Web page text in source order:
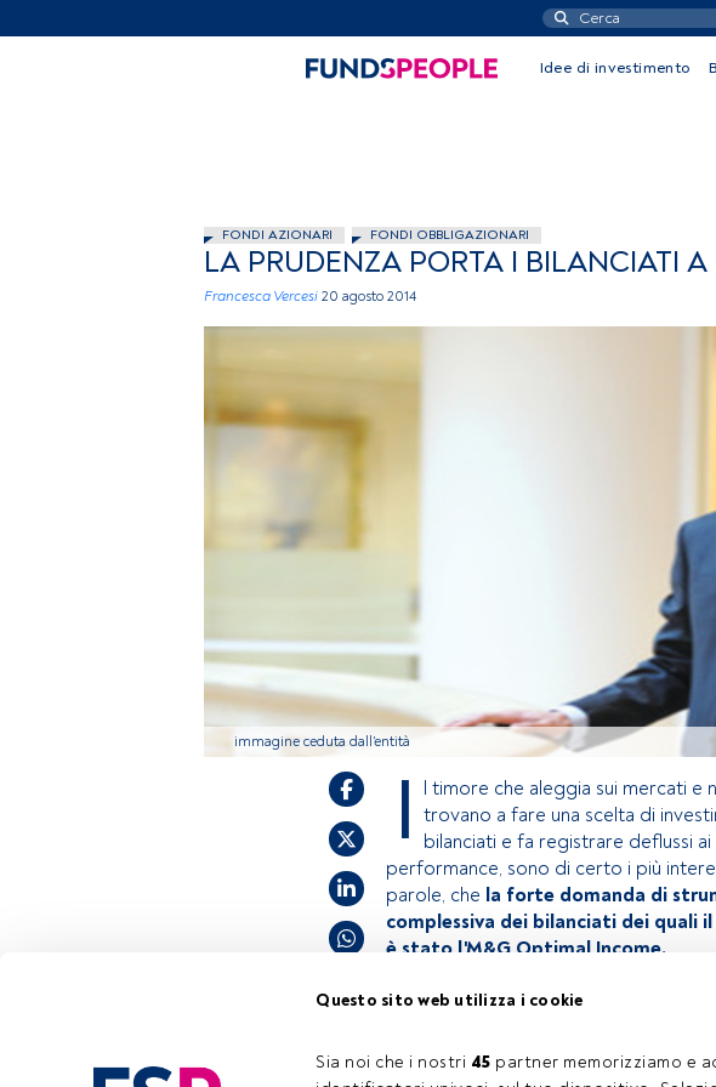
Questo sito web utilizza i cookie
Sia noi che i nostri 45 partner memorizziamo e
Idee di investimento
FONDI AZIONARI FONDI OBBLIGAZIONARI
LA PRUDENZA PORTA I BILANCIATI
Francesca Vercesi 20 agosto 2014
immagine ceduta dall'entità
Tempo di lettura: 3 min.
I
l timore che aleggia sui mercati e
trovano a fare una scelta di
bilanciati e fa registrare deflussi
performance, sono di certo i più
parole, che la forte domanda di
complessiva dei bilanciati dei quali
è stato l'M&G Optimal Income.
accedi tramite il pulsante Login. Se